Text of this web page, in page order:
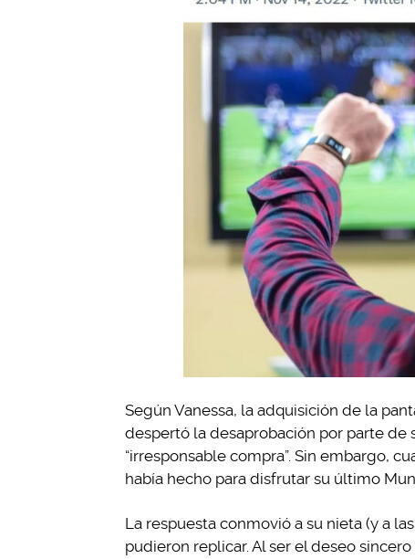
Según Vanessa, la adquisición de la
despertó la desaprobación por parte de
“irresponsable compra”. Sin embargo,
había hecho para disfrutar su último
La respuesta conmovió a su nieta (y a
pudieron replicar. Al ser el deseo